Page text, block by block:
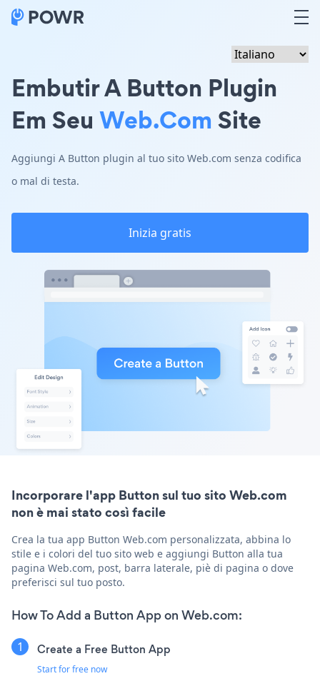
Embutir A Button Plugin
Em Seu Web.com Site
Aggiungi A Button plugin al tuo sito Web.com senza codifica
o mal di testa.
Inizia gratis
Incorporare l'app Button sul tuo sito Web.com
non è mai stato così facile
Crea la tua app Button Web.com personalizzata, abbina lo
stile e i colori del tuo sito web e aggiungi Button alla tua
pagina Web.com, post, barra laterale, piè di pagina o dove
preferisci sul tuo posto.
How To Add a Button App on Web.com:
Create a Free Button App
Start for free now